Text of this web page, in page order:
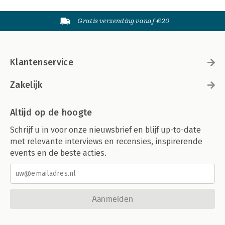
Gratis verzending vanaf €20
Klantenservice
Zakelijk
Altijd op de hoogte
Schrijf u in voor onze nieuwsbrief en blijf up-to-date
met relevante interviews en recensies, inspirerende
events en de beste acties.
Aanmelden